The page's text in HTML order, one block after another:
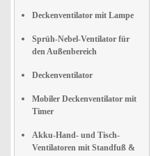
Deckenventilator mit Lampe
Sprüh-Nebel-Ventilator für
den Außenbereich
Deckenventilator
Mobiler Deckenventilator mit
Timer
Akku-Hand- und Tisch-
Ventilatoren mit Standfuß &